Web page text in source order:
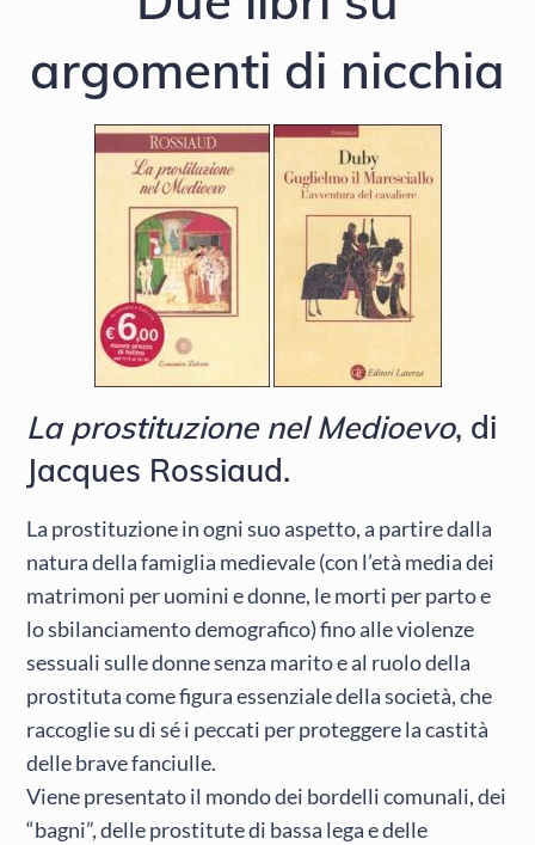
argomenti di nicchia
La prostituzione nel Medioevo, di
Jacques Rossiaud.
La prostituzione in ogni suo aspetto, a partire dalla
natura della famiglia medievale (con l’età media dei
matrimoni per uomini e donne, le morti per parto e
lo sbilanciamento demografico) fino alle violenze
sessuali sulle donne senza marito e al ruolo della
prostituta come figura essenziale della società, che
raccoglie su di sé i peccati per proteggere la castità
delle brave fanciulle.
Viene presentato il mondo dei bordelli comunali, dei
“bagni”, delle prostitute di bassa lega e delle